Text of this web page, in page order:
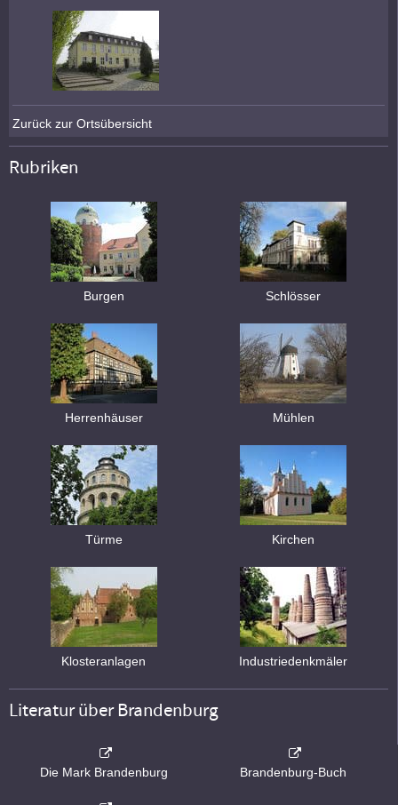
Zurück zur Ortsübersicht
Rubriken
Burgen Schlösser
Herrenhäuser Mühlen
Türme Kirchen
Klosteranlagen Industriedenkmäler
Literatur über Brandenburg
Die Mark Brandenburg Brandenburg-Buch